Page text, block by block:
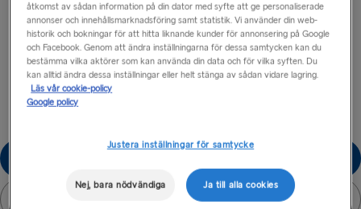
Vi har tyvärr tekniska problem
Ditt konto har inte tagits bort
Kontakta kundtjänst om du vill radera ditt konto
Tillbaka
åtkomst av sådan information på din dator med syfte att ge personaliserade
annonser och innehållsmarknadsföring samt statistik. Vi använder din web-
historik och bokningar för att hitta liknande kunder för annonsering på Google
och Facebook. Genom att ändra inställningarna för dessa samtycken kan du
bestämma vilka aktörer som kan använda din data och för vilka syften. Du
kan alltid ändra dessa inställningar eller helt stänga av sådan vidare lagring.
Läs vår cookie-policy
Google policy
Justera inställningar för samtycke
Nej, bara nödvändiga Ja till alla cookies